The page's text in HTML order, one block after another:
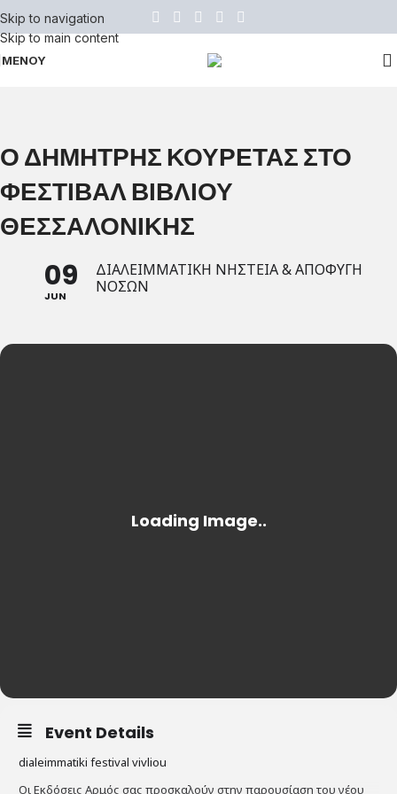
Skip to navigation
Skip to main content
ΜΕΝΟΥ
Ο ΔΗΜΗΤΡΗΣ ΚΟΥΡΕΤΑΣ ΣΤΟ
ΦΕΣΤΙΒΑΛ ΒΙΒΛΙΟΥ
ΘΕΣΣΑΛΟΝΙΚΗΣ
09
JUN
ΔΙΑΛΕΙΜΜΑΤΙΚΗ ΝΗΣΤΕΙΑ & ΑΠΟΦΥΓΗ
ΝΟΣΩΝ
Event Details
dialeimmatiki festival vivliou
Οι Εκδόσεις Αρμός σας προσκαλούν στην παρουσίαση του νέου